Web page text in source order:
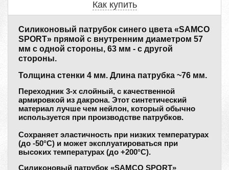
Как купить
Силиконовый патрубок синего цвета «SAMCO
SPORT» прямой с внутренним диаметром 57
мм с одной стороны, 63 мм - с другой
стороны.
Толщина стенки 4 мм. Длина патрубка ~76 мм.
Переходник 3-х слойный, с качественной
армировкой из дакрона. Этот синтетический
материал лучше чем нейлон, который обычно
используется при производстве патрубков.
Сохраняет эластичность при низких температурах
(до -50°С) и может эксплуатироваться при
высоких температурах (до +200°С).
Силиконовый патрубок «SAMCO SPORT»